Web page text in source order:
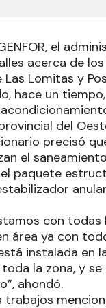
el
acerca de
Lomitas y
hace un
del
precisó
el
paquete
con
área ya con
instalada en
la zona, y
ahondó.
trabajos